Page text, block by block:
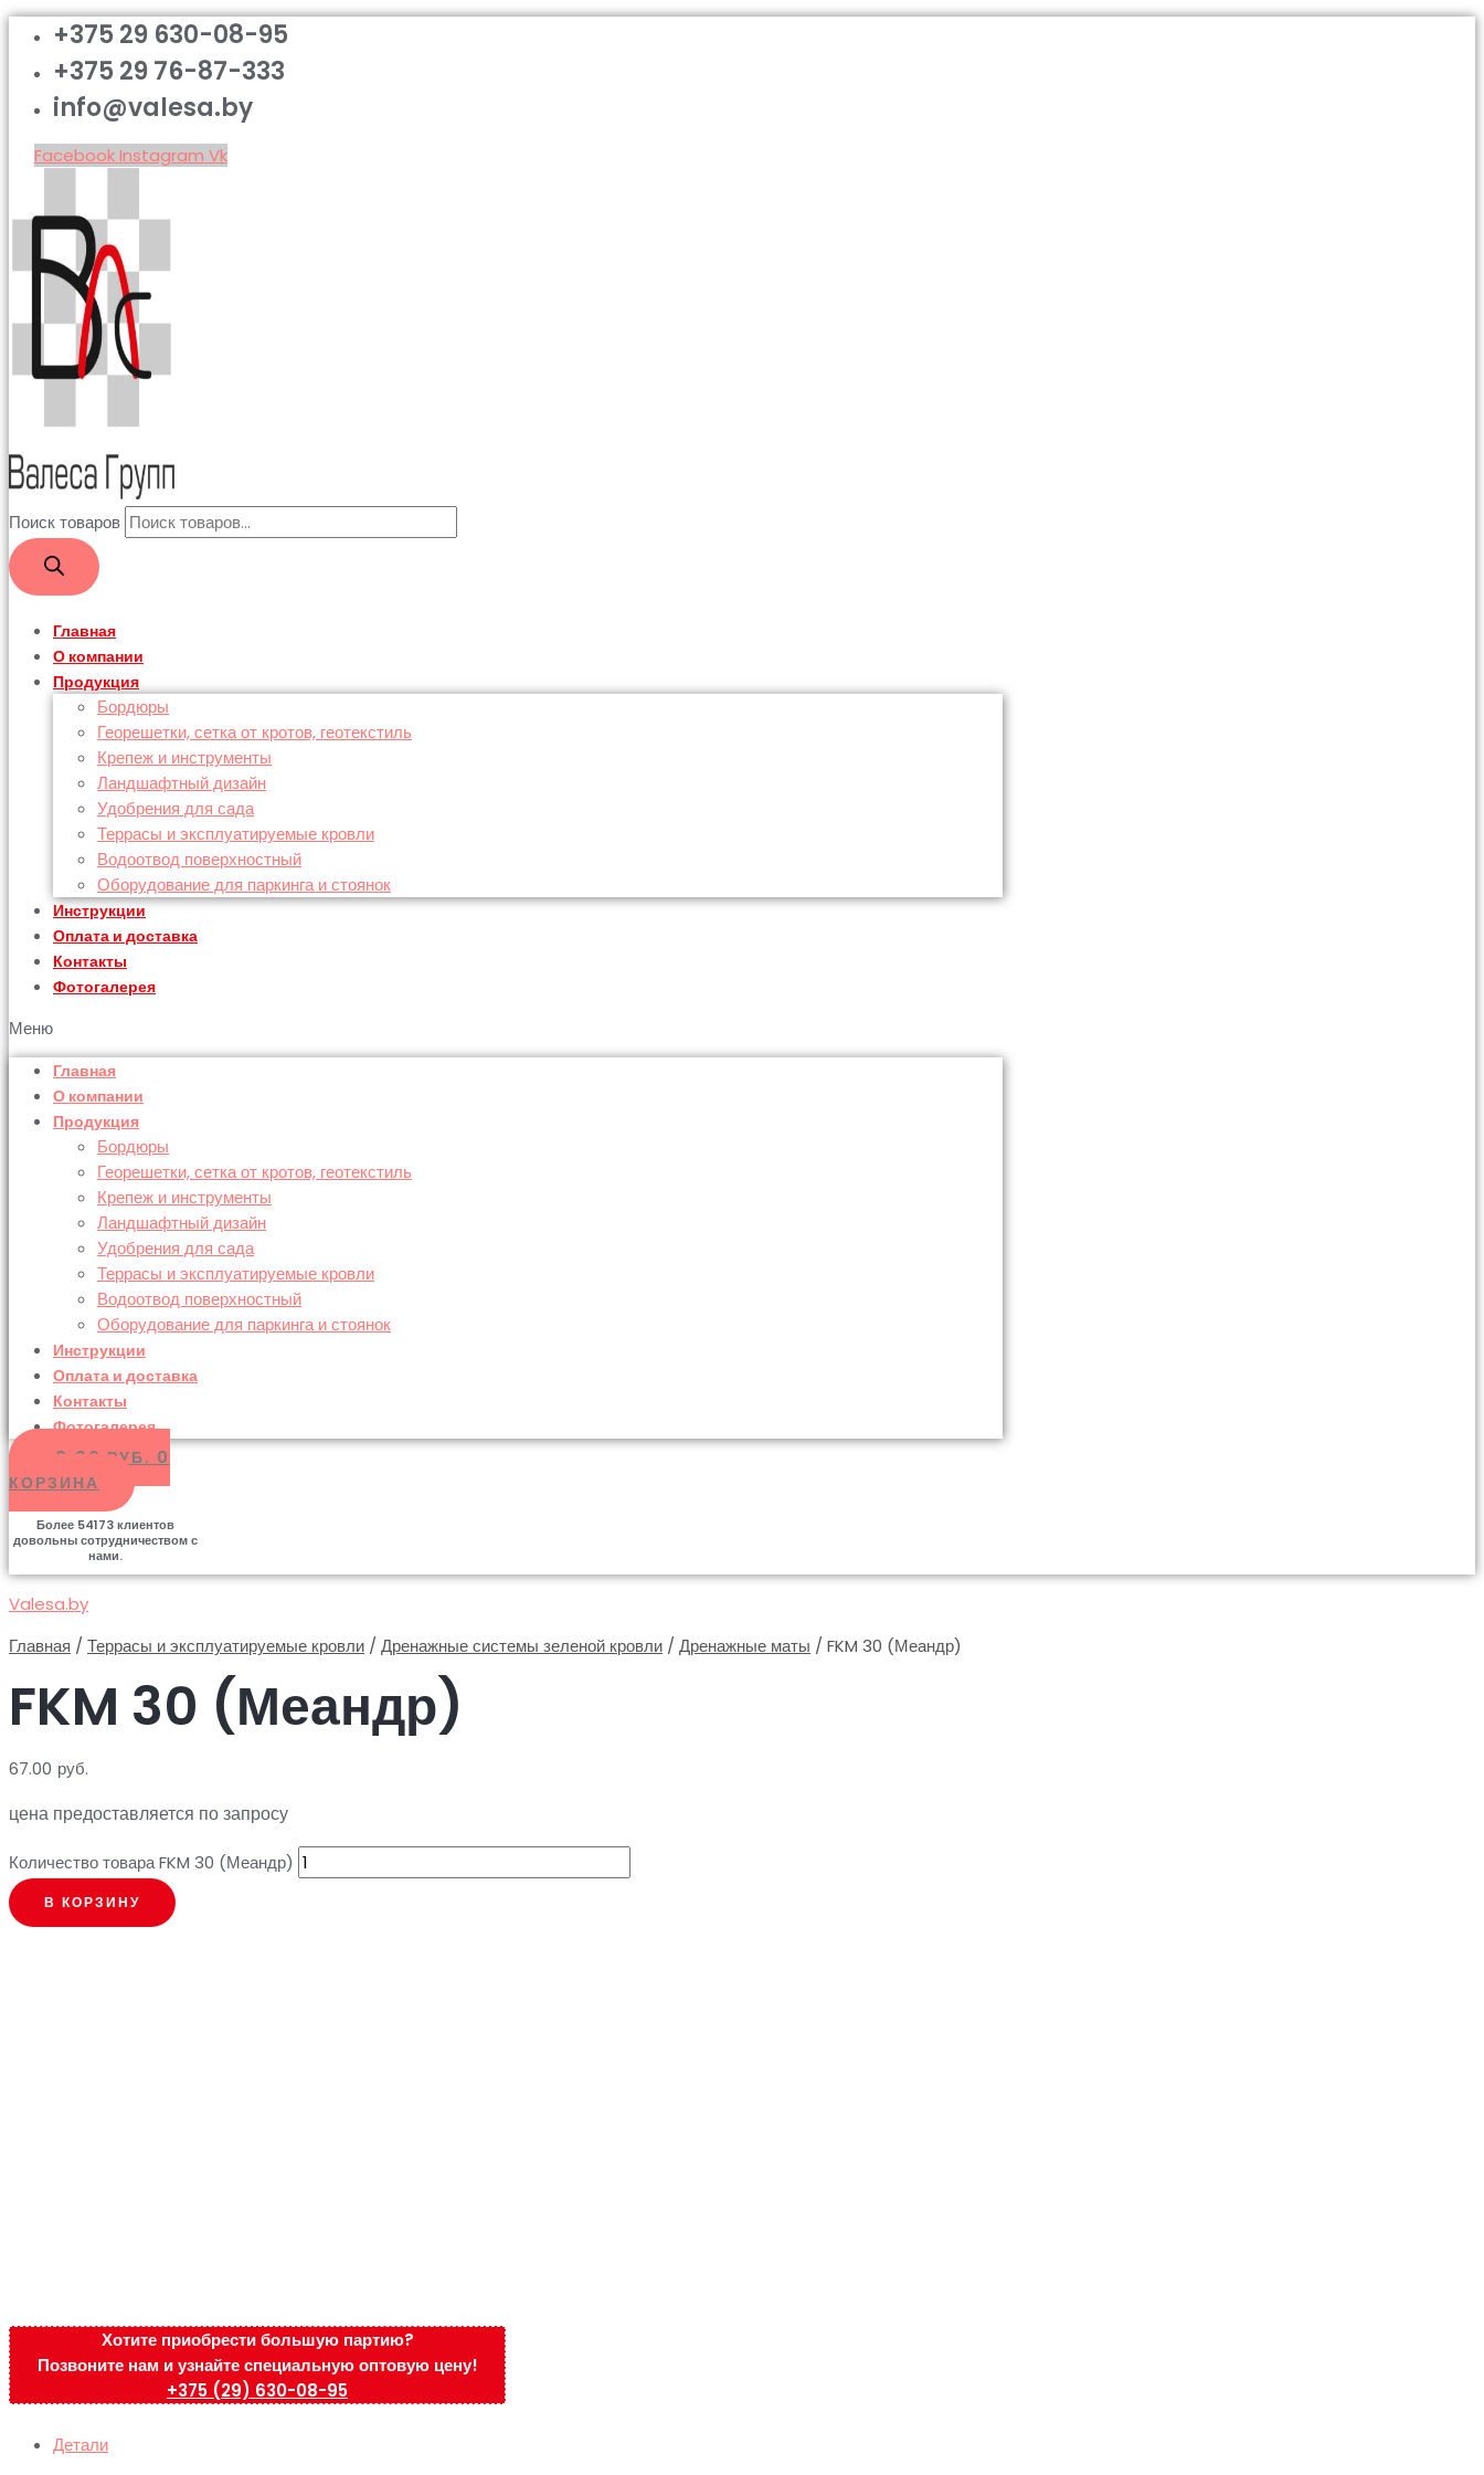
+375 29 630-08-95
+375 29 76-87-333
info@valesa.by
Facebook Instagram Vk
Поиск товаров
Главная
О компании
Продукция
Бордюры
Георешетки, сетка от кротов, геотекстиль
Крепеж и инструменты
Ландшафтный дизайн
Удобрения для сада
Террасы и эксплуатируемые кровли
Водоотвод поверхностный
Оборудование для паркинга и стоянок
Инструкции
Оплата и доставка
Контакты
Фотогалерея
Меню
Главная
О компании
Продукция
Бордюры
Георешетки, сетка от кротов, геотекстиль
Крепеж и инструменты
Ландшафтный дизайн
Удобрения для сада
Террасы и эксплуатируемые кровли
Водоотвод поверхностный
Оборудование для паркинга и стоянок
Инструкции
Оплата и доставка
Контакты
Фотогалерея
0.00 РУБ. 0
КОРЗИНА
Более 54173 клиентов
довольны сотрудничеством с
нами.
Valesa.by
Главная / Террасы и эксплуатируемые кровли / Дренажные системы зеленой кровли / Дренажные маты / FKM 30 (Меандр)
FKM 30 (Меандр)
67.00 руб.
цена предоставляется по запросу
Количество товара FKM 30 (Меандр)
В КОРЗИНУ
Хотите приобрести большую партию?
Позвоните нам и узнайте специальную оптовую цену!
+375 (29) 630-08-95
Детали